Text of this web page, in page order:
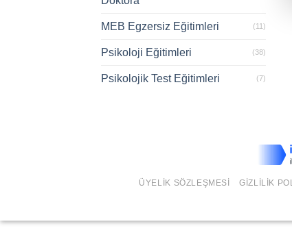
MEB Egzersiz Eğitimleri (11)
Psikoloji Eğitimleri (38)
Psikolojik Test Eğitimleri (7)
ÜYELIK SÖZLEŞMESI GIZLILIK